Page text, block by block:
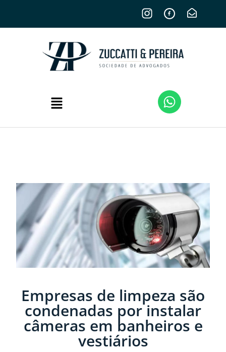
Empresas de limpeza são
condenadas por instalar
câmeras em banheiros e
vestiários